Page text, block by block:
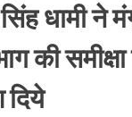
धामी ने
की
दिये